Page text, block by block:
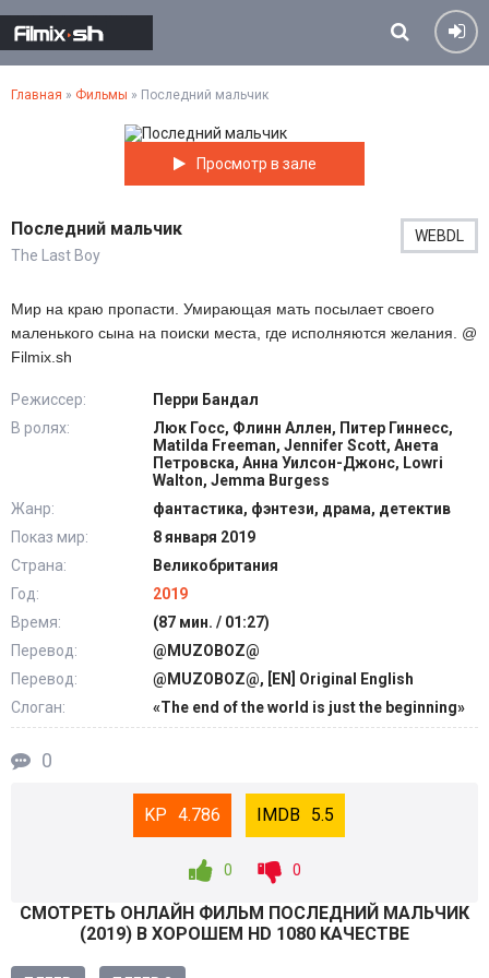
Главная » Фильмы » Последний мальчик
Просмотр в зале
Последний мальчик
The Last Boy
WEBDL
Мир на краю пропасти. Умирающая мать посылает своего
маленького сына на поиски места, где исполняются желания. @
Filmix.sh
Режиссер:
Перри Бандал
В ролях:
Люк Госс, Флинн Аллен, Питер Гиннесс,
Matilda Freeman, Jennifer Scott, Анета
Петровска, Анна Уилсон-Джонс, Lowri
Walton, Jemma Burgess
Жанр:
фантастика, фэнтези, драма, детектив
Показ мир:
8 января 2019
Страна:
Великобритания
Год:
2019
Время:
(87 мин. / 01:27)
Перевод:
@MUZOBOZ@
Перевод:
@MUZOBOZ@, [EN] Original English
Слоган:
«The end of the world is just the beginning»
0
4.786 5.5
0 0
СМОТРEТЬ ОНЛАЙН ФИЛЬМ ПОСЛЕДНИЙ МАЛЬЧИК
(2019) В ХОРОШЕМ HD 1080 КАЧЕСТВЕ